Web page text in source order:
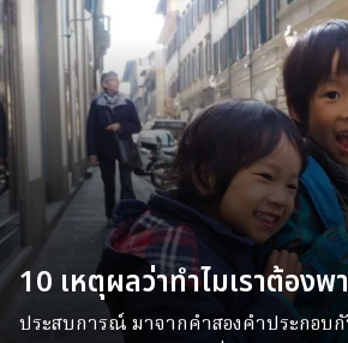
10 เหตุผลว่าทำไมเราต้องพ
ประสบการณ์ มาจากคำสองคำประกอบ